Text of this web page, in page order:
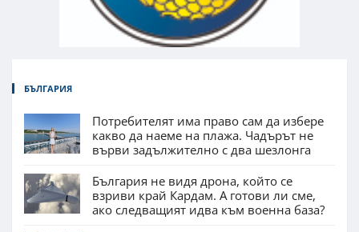
БЪЛГАРИЯ
Потребителят има право сам да избере
какво да наеме на плажа. Чадърът не
върви задължително с два шезлонга
България не видя дрона, който се
взриви край Кардам. А готови ли сме,
ако следващият идва към военна база?